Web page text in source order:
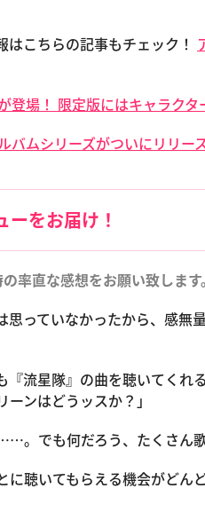
こちらの記事もチェック！
場！ 限定版にはキャラクタ
バムシリーズがついにリリー
をお届け！
率直な感想をお願い致します。
思っていなかったから、感
流星隊』の曲を聴いてくれ
ンはどうッスか？」
。でも何だろう、たくさん
聴いてもらえる機会がどん